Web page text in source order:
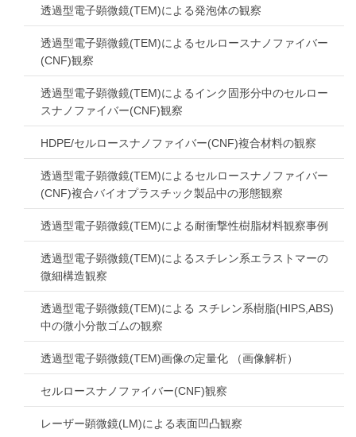
透過型電子顕微鏡(TEM)による発泡体の観察
透過型電子顕微鏡(TEM)によるセルロースナノファイバー
(CNF)観察
透過型電子顕微鏡(TEM)によるインク固形分中のセルロー
スナノファイバー(CNF)観察
HDPE/セルロースナノファイバー(CNF)複合材料の観察
透過型電子顕微鏡(TEM)によるセルロースナノファイバー
(CNF)複合バイオプラスチック製品中の形態観察
透過型電子顕微鏡(TEM)による耐衝撃性樹脂材料観察事例
透過型電子顕微鏡(TEM)によるスチレン系エラストマーの
微細構造観察
透過型電子顕微鏡(TEM)による スチレン系樹脂(HIPS,ABS)
中の微小分散ゴムの観察
透過型電子顕微鏡(TEM)画像の定量化 （画像解析）
セルロースナノファイバー(CNF)観察
レーザー顕微鏡(LM)による表面凹凸観察